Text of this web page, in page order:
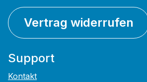
Vertrag widerrufen
Support
Kontakt